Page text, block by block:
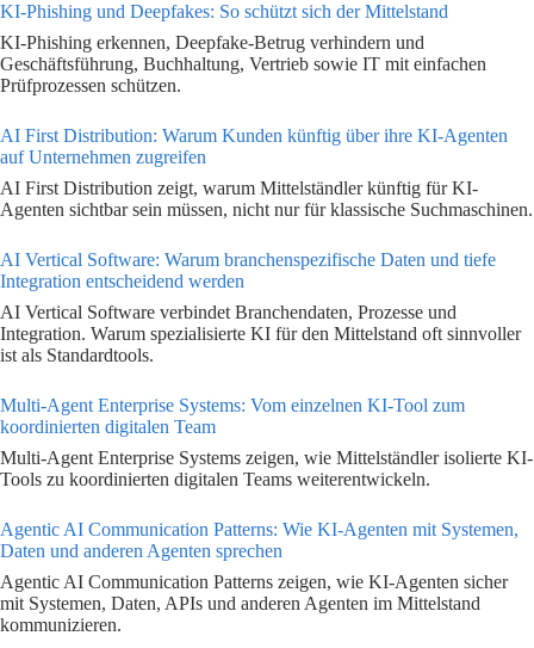
KI-Phishing und Deepfakes: So schützt sich der Mittelstand
KI-Phishing erkennen, Deepfake-Betrug verhindern und
Geschäftsführung, Buchhaltung, Vertrieb sowie IT mit einfachen
Prüfprozessen schützen.
AI First Distribution: Warum Kunden künftig über ihre KI-Agenten
auf Unternehmen zugreifen
AI First Distribution zeigt, warum Mittelständler künftig für KI-
Agenten sichtbar sein müssen, nicht nur für klassische Suchmaschinen.
AI Vertical Software: Warum branchenspezifische Daten und tiefe
Integration entscheidend werden
AI Vertical Software verbindet Branchendaten, Prozesse und
Integration. Warum spezialisierte KI für den Mittelstand oft sinnvoller
ist als Standardtools.
Multi-Agent Enterprise Systems: Vom einzelnen KI-Tool zum
koordinierten digitalen Team
Multi-Agent Enterprise Systems zeigen, wie Mittelständler isolierte KI-
Tools zu koordinierten digitalen Teams weiterentwickeln.
Agentic AI Communication Patterns: Wie KI-Agenten mit Systemen,
Daten und anderen Agenten sprechen
Agentic AI Communication Patterns zeigen, wie KI-Agenten sicher
mit Systemen, Daten, APIs und anderen Agenten im Mittelstand
kommunizieren.